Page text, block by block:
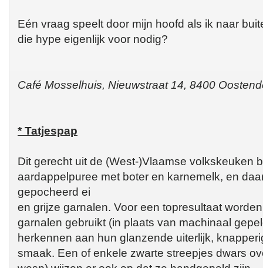
Eén vraag speelt door mijn hoofd als ik naar
die hype eigenlijk voor nodig?
Café Mosselhuis, Nieuwstraat 14, 8400
* Tatjespap
Dit gerecht uit de (West-)Vlaamse volkskeuken
aardappelpuree met boter en karnemelk, en
gepocheerd ei
en grijze garnalen. Voor een topresultaat
garnalen gebruikt (in plaats van machinaal
herkennen aan hun glanzende uiterlijk,
smaak. Een of enkele zwarte streepjes dwars